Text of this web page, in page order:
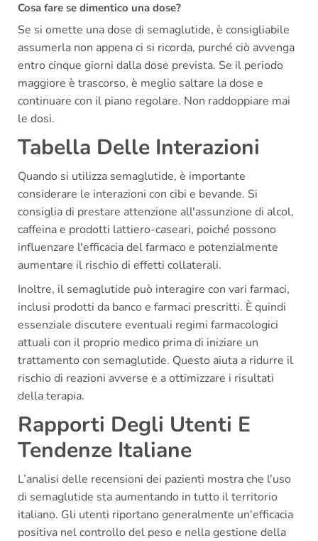
Cosa fare se dimentico una dose?
Se si omette una dose di semaglutide, è consigliabile
assumerla non appena ci si ricorda, purché ciò avvenga
entro cinque giorni dalla dose prevista. Se il periodo
maggiore è trascorso, è meglio saltare la dose e
continuare con il piano regolare. Non raddoppiare mai
le dosi.
Tabella Delle Interazioni
Quando si utilizza semaglutide, è importante
considerare le interazioni con cibi e bevande. Si
consiglia di prestare attenzione all'assunzione di alcol,
caffeina e prodotti lattiero-caseari, poiché possono
influenzare l'efficacia del farmaco e potenzialmente
aumentare il rischio di effetti collaterali.
Inoltre, il semaglutide può interagire con vari farmaci,
inclusi prodotti da banco e farmaci prescritti. È quindi
essenziale discutere eventuali regimi farmacologici
attuali con il proprio medico prima di iniziare un
trattamento con semaglutide. Questo aiuta a ridurre il
rischio di reazioni avverse e a ottimizzare i risultati
della terapia.
Rapporti Degli Utenti E
Tendenze Italiane
L’analisi delle recensioni dei pazienti mostra che l'uso
di semaglutide sta aumentando in tutto il territorio
italiano. Gli utenti riportano generalmente un'efficacia
positiva nel controllo del peso e nella gestione della